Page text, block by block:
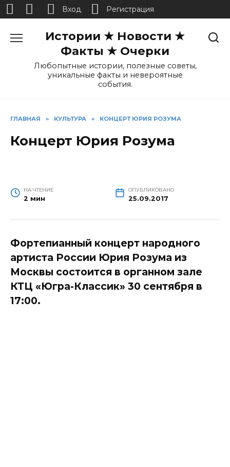
Истории ★ Новости ★
Факты ★ Очерки
Любопытные истории, полезные советы,
уникальные факты и невероятные
события.
ГЛАВНАЯ » КУЛЬТУРА » КОНЦЕРТ ЮРИЯ РОЗУМА
Концерт Юрия Розума
НА ЧТЕНИЕ
2 мин
ОПУБЛИКОВАНО
25.09.2017
Фортепианный концерт народного
артиста России Юрия Розума из
Москвы состоится в органном зале
КТЦ «Югра-Классик» 30 сентября в
17:00.
Вход Регистрация